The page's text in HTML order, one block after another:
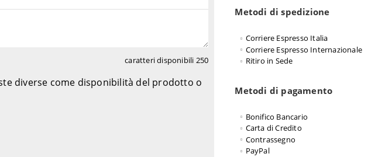
caratteri disponibili 250
diverse come disponibilità del prodotto o
Metodi di spedizione
Corriere Espresso Italia
Corriere Espresso Internazionale
Ritiro in Sede
Metodi di pagamento
Bonifico Bancario
Carta di Credito
Contrassegno
PayPal